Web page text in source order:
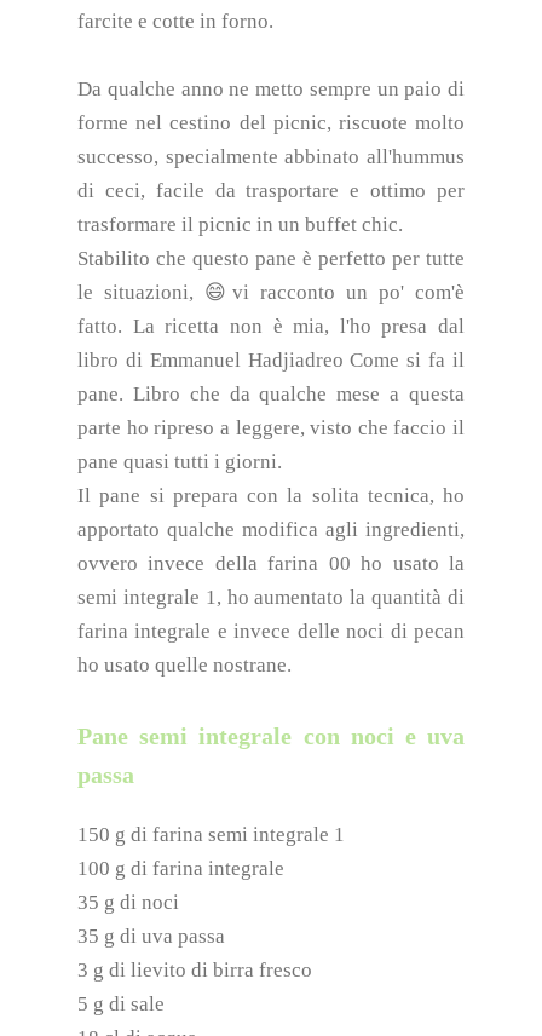
farcite e cotte in forno.
Da qualche anno ne metto sempre un paio di
forme nel cestino del picnic, riscuote molto
successo, specialmente abbinato all'hummus
di ceci, facile da trasportare e ottimo per
trasformare il picnic in un buffet chic.
Stabilito che questo pane è perfetto per tutte
le situazioni, 😄vi racconto un po' com'è
fatto. La ricetta non è mia, l'ho presa dal
libro di Emmanuel Hadjiadreo Come si fa il
pane. Libro che da qualche mese a questa
parte ho ripreso a leggere, visto che faccio il
pane quasi tutti i giorni.
Il pane si prepara con la solita tecnica, ho
apportato qualche modifica agli ingredienti,
ovvero invece della farina 00 ho usato la
semi integrale 1, ho aumentato la quantità di
farina integrale e invece delle noci di pecan
ho usato quelle nostrane.
Pane semi integrale con noci e uva
passa
150 g di farina semi integrale 1
100 g di farina integrale
35 g di noci
35 g di uva passa
3 g di lievito di birra fresco
5 g di sale